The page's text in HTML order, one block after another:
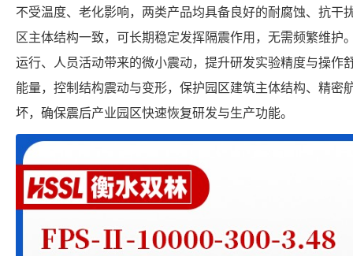
不受温度、老化影响，两类产品均具备良好的耐腐蚀、抗干
区主体结构一致，可长期稳定发挥隔震作用，无需频繁维护
运行、人员活动带来的微小震动，提升研发实验精度与操作
能量，控制结构震动与变形，保护园区建筑主体结构、精密
坏，确保震后产业园区快速恢复研发与生产功能。